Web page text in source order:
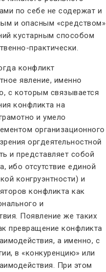
по себе не содержат и
и опасным «средством»
кустарным способом
практически.
конфликт
явление, именно
с которым связывается
конфликта на
и умело
организационного
оргдеятельностной
и представляет собой
ибо отсутствие единой
конгруэнтности) и
конфликта как
и
Появление же таких
превращение конфликта
а именно, с
в «конкуренцию» или
При этом